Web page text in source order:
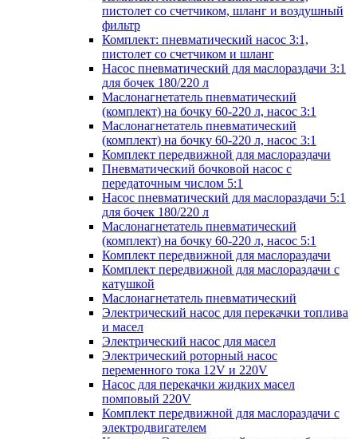
пистолет со счетчиком, шланг и воздушный
фильтр
Комплект: пневматический насос 3:1,
пистолет со счетчиком и шланг
Насос пневматический для маслораздачи 3:1
для бочек 180/220 л
Маслонагнетатель пневматический
(комплект) на бочку 60-220 л, насос 3:1
Маслонагнетатель пневматический
(комплект) на бочку 60-220 л, насос 3:1
Комплект передвижной для маслораздачи
Пневматический бочковой насос с
передаточным числом 5:1
Насос пневматический для маслораздачи 5:1
для бочек 180/220 л
Маслонагнетатель пневматический
(комплект) на бочку 60-220 л, насос 5:1
Комплект передвижной для маслораздачи
Комплект передвижной для маслораздачи с
катушкой
Маслонагнетатель пневматический
Электрический насос для перекачки топлива
и масел
Электрический насос для масел
Электрический роторный насос
переменного тока 12V и 220V
Насос для перекачки жидких масел
помповый 220V
Комплект передвижной для маслораздачи с
электродвигателем